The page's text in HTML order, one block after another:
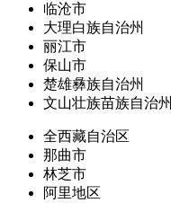
临沧市
大理白族自治州
丽江市
保山市
楚雄彝族自治州
文山壮族苗族自治州
全西藏自治区
那曲市
林芝市
阿里地区